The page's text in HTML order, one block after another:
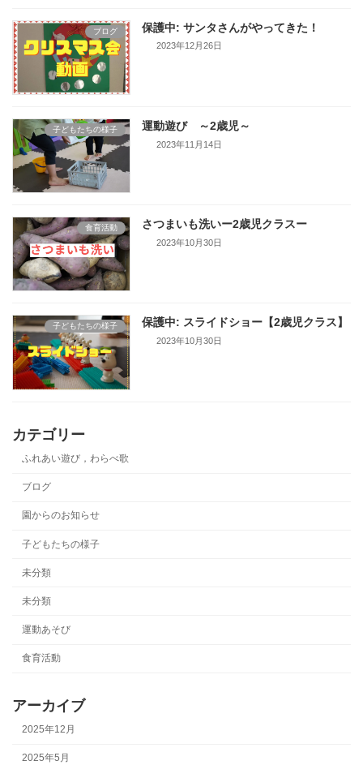
ブログ 保護中: サンタさんがやってきた！
2023年12月26日
子どもたちの様子 運動遊び ～2歳児～
2023年11月14日
食育活動 さつまいも洗いー2歳児クラスー
2023年10月30日
子どもたちの様子 保護中: スライドショー【2歳児クラス】
2023年10月30日
カテゴリー
ふれあい遊び，わらべ歌
ブログ
園からのお知らせ
子どもたちの様子
未分類
未分類
運動あそび
食育活動
アーカイブ
2025年12月
2025年5月